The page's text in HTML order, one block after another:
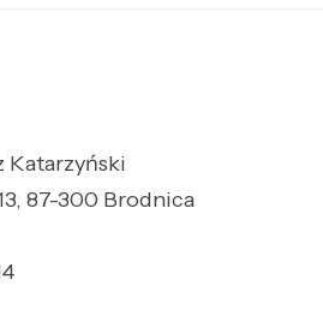
Katarzyński
87-300 Brodnica